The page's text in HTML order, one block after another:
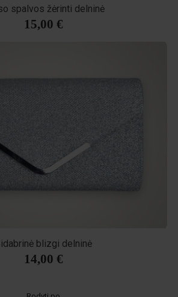
spalvos žėrinti delninė
15,00 €
blizgi delninė
14,00 €